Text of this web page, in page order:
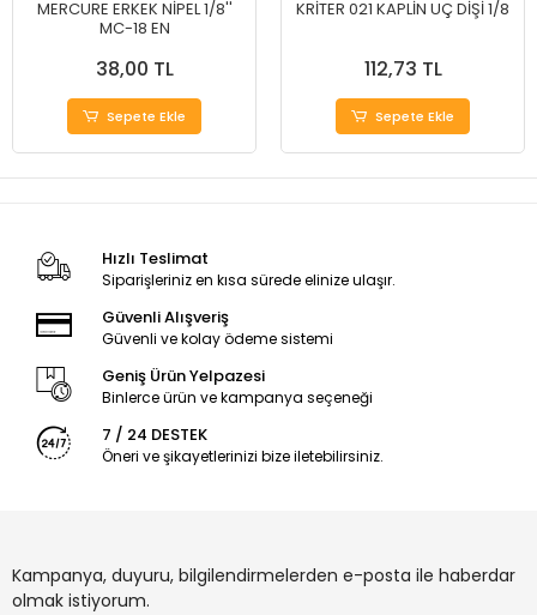
MERCURE ERKEK NİPEL 1/8''
MC-18 EN
38,00 TL
Sepete Ekle
KRİTER 021 KAPLİN UÇ DİŞİ 1/8
112,73 TL
Sepete Ekle
Hızlı Teslimat
Siparişleriniz en kısa sürede elinize ulaşır.
Güvenli Alışveriş
Güvenli ve kolay ödeme sistemi
Geniş Ürün Yelpazesi
Binlerce ürün ve kampanya seçeneği
7 / 24 DESTEK
Öneri ve şikayetlerinizi bize iletebilirsiniz.
Kampanya, duyuru, bilgilendirmelerden e-posta ile haberdar
olmak istiyorum.